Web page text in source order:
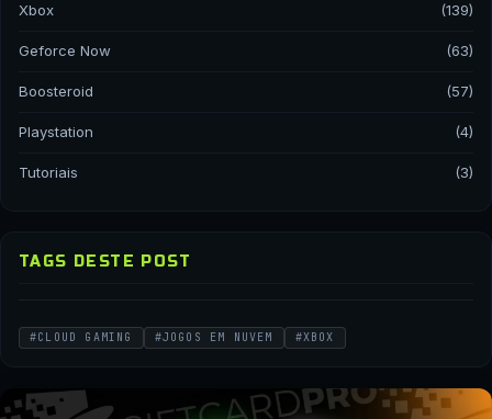
Xbox (139)
Geforce Now (63)
Boosteroid (57)
Playstation (4)
Tutoriais (3)
TAGS DESTE POST
#CLOUD GAMING #JOGOS EM NUVEM #XBOX